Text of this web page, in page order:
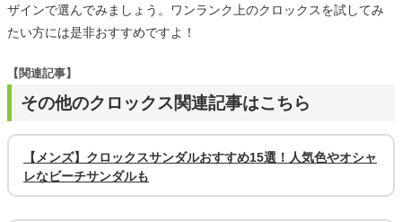
ザインで選んでみましょう。ワンランク上のクロックスを試してみ
たい方には是非おすすめですよ！
その他のクロックス関連記事はこちら
【関連記事】
【メンズ】クロックスサンダルおすすめ15選！人気色やオシャ
レなビーチサンダルも